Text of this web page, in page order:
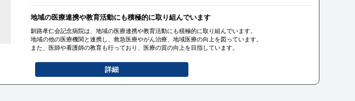
地域の医療連携や教育活動にも積極的に取り組んでいます
釧路孝仁会記念病院は、地域の医療連携や教育活動にも積極的に取り組んでいます。
地域の他の医療機関と連携し、救急医療やがん治療、地域医療の向上を図っています。
また、医師や看護師の教育も行っており、医療の質の向上を目指しています。
詳細